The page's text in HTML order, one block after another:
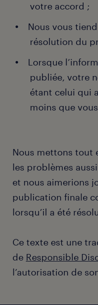
votre accord ;
Nous vous
résolution du
Lorsque
publiée, votre
étant celui qui
moins que
Nous mettons tout
les problèmes
et nous aimerions
publication finale
lorsqu’il a été
Ce texte est une
de Responsible
l’autorisation de